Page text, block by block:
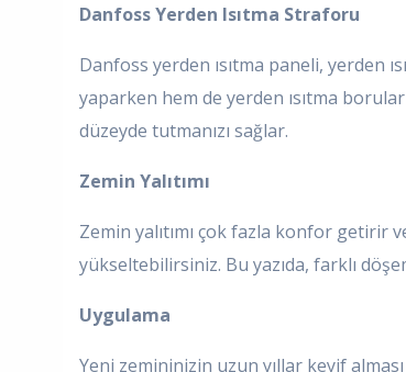
Danfoss Yerden Isıtma Straforu
Danfoss yerden ısıtma paneli, yerden
yaparken hem de yerden ısıtma
düzeyde tutmanızı sağlar.
Zemin Yalıtımı
Zemin yalıtımı çok fazla konfor getirir
yükseltebilirsiniz. Bu yazıda, farklı
Uygulama
Yeni zemininizin uzun yıllar keyif